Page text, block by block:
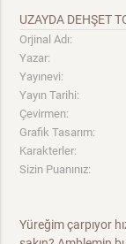
UZAYDA DEHŞET
Orjinal Adı:
Yazar:
Yayınevi:
Yayın Tarihi:
Çevirmen:
Grafik Tasarım:
Karakterler:
Sizin Puanınız:
Yüreğim çarpıyor